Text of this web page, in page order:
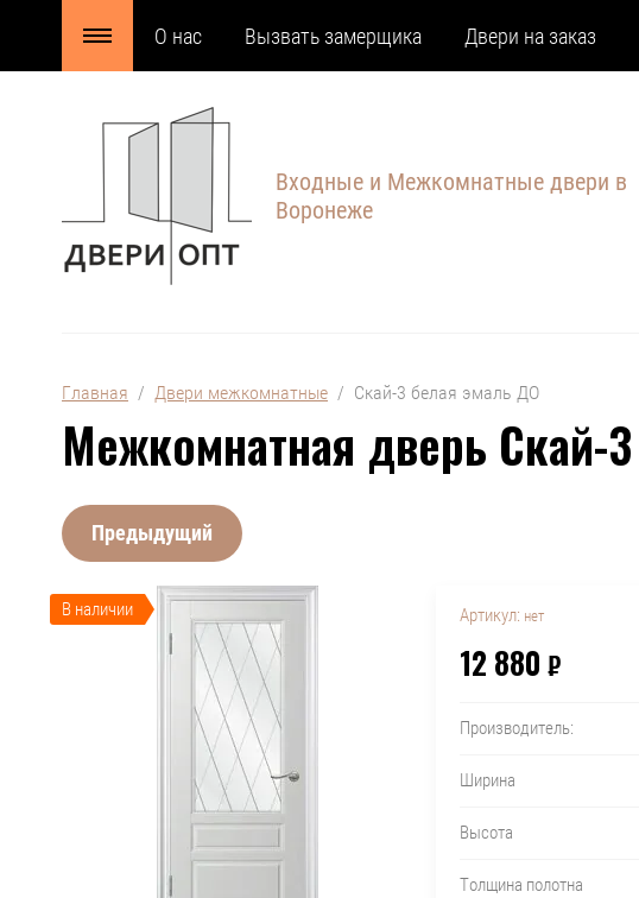
О нас Вызвать замерщика Двери на заказ
Входные и Межкомнатные двери в
Воронеже
Главная
  /
Двери межкомнатные
  /  Скай-3 белая эмаль ДО
Межкомнатная дверь Скай-
Предыдущий
В наличии Артикул: нет
12 880 ₽
Производитель:
Ширина
Высота
Толщина полотна